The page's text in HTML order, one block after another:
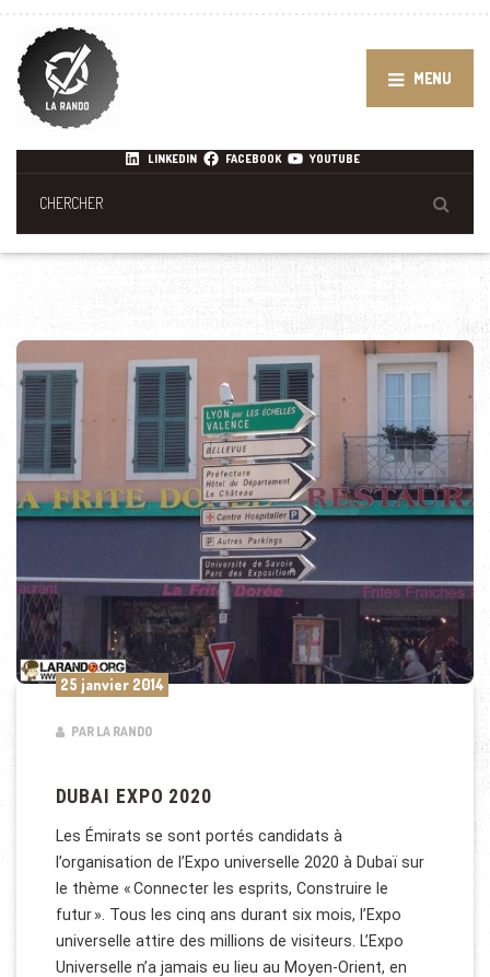
MENU
LINKEDIN FACEBOOK YOUTUBE
25 janvier 2014
PAR LA RANDO
DUBAI EXPO 2020
Les Émirats se sont portés candidats à
l’organisation de l’Expo universelle 2020 à Dubaï sur
le thème « Connecter les esprits, Construire le
futur ». Tous les cinq ans durant six mois, l’Expo
universelle attire des millions de visiteurs. L’Expo
Universelle n’a jamais eu lieu au Moyen-Orient, en